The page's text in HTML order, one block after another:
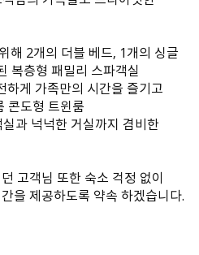
해 2개의 더블 베드, 1개의 싱글
복층형 패밀리 스파객실
게 가족만의 시간을 즐기고
콘도형 트윈룸
과 넉넉한 거실까지 겸비한
고객님 또한 숙소 걱정 없이
을 제공하도록 약속 하겠습니다.